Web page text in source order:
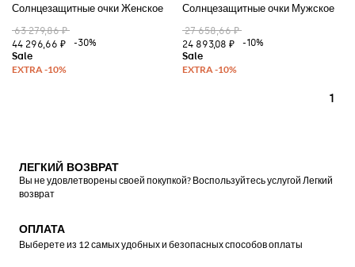
Солнцезащитные очки Женское
63 279,86 ₽
44 296,66 ₽
-30%
Солнцезащитные очки Мужское
27 658,66 ₽
24 893,08 ₽
-10%
1
ЛЕГКИЙ ВОЗВРАТ
Вы не удовлетворены своей покупкой? Воспользуйтесь услугой Легкий
возврат
ОПЛАТА
Выберете из 12 самых удобных и безопасных способов оплаты